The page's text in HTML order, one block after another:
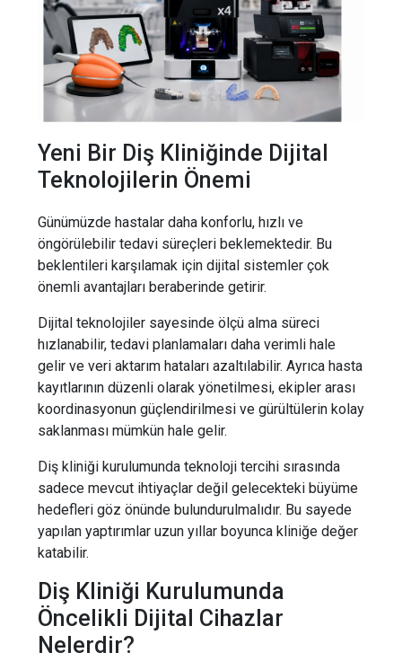
Yeni Bir Diş Kliniğinde Dijital
Teknolojilerin Önemi
Günümüzde hastalar daha konforlu, hızlı ve
öngörülebilir tedavi süreçleri beklemektedir. Bu
beklentileri karşılamak için dijital sistemler çok
önemli avantajları beraberinde getirir.
Dijital teknolojiler sayesinde ölçü alma süreci
hızlanabilir, tedavi planlamaları daha verimli hale
gelir ve veri aktarım hataları azaltılabilir. Ayrıca hasta
kayıtlarının düzenli olarak yönetilmesi, ekipler arası
koordinasyonun güçlendirilmesi ve gürültülerin kolay
saklanması mümkün hale gelir.
Diş kliniği kurulumunda teknoloji tercihi sırasında
sadece mevcut ihtiyaçlar değil gelecekteki büyüme
hedefleri göz önünde bulundurulmalıdır. Bu sayede
yapılan yaptırımlar uzun yıllar boyunca kliniğe değer
katabilir.
Diş Kliniği Kurulumunda
Öncelikli Dijital Cihazlar
Nelerdir?